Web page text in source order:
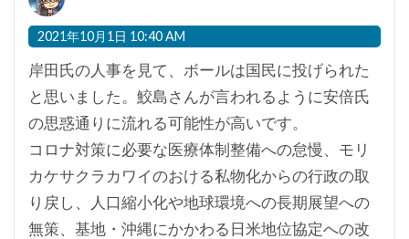
2021年10月1日 10:40 AM
岸田氏の人事を見て、ボールは国民に投げられた
と思いました。鮫島さんが言われるように安倍氏
の思惑通りに流れる可能性が高いです。
コロナ対策に必要な医療体制整備への怠慢、モリ
カケサクラカワイのおける私物化からの行政の取
り戻し、人口縮小化や地球環境への長期展望への
無策、基地・沖縄にかかわる日米地位協定への改